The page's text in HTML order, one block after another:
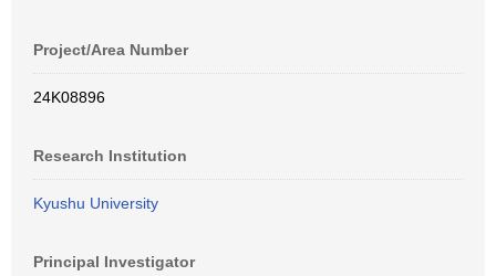
Project/Area Number
24K08896
Research Institution
Kyushu University
Principal Investigator